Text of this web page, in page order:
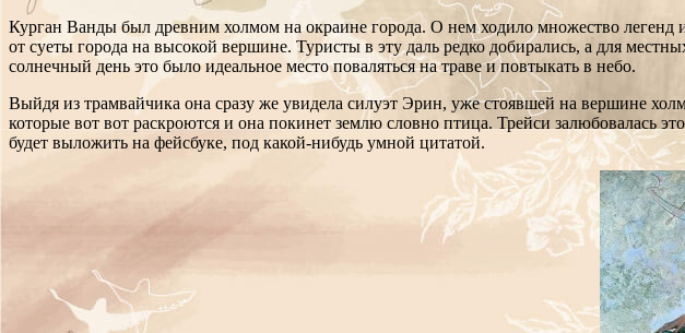
Курган Ванды был древним холмом на окраине города. О нем ходило множество легенд
от суеты города на высокой вершине. Туристы в эту даль редко добирались, а для
солнечный день это было идеальное место поваляться на траве и повтыкать в небо.
Выйдя из трамвайчика она сразу же увидела силуэт Эрин, уже стоявшей на вершине
которые вот вот раскроются и она покинет землю словно птица. Трейси залюбовалась
будет выложить на фейсбуке, под какой-нибудь умной цитатой.